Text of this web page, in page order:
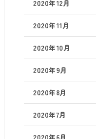
2020年12月
2020年11月
2020年10月
2020年9月
2020年8月
2020年7月